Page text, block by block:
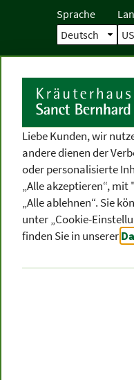
Sprache
Liebe Kunden, wir
andere dienen der
oder personalisierte
„Alle akzeptieren“, mit "
„Alle ablehnen“. Sie
unter „Cookie-
finden Sie in unserer